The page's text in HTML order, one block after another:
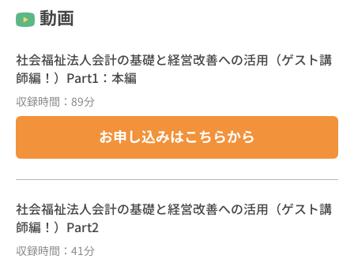
動画
社会福祉法人会計の基礎と経営改善への活用（ゲスト講
師編！）Part1：本編
収録時間：89分
お申し込みはこちらから
社会福祉法人会計の基礎と経営改善への活用（ゲスト講
師編！）Part2
収録時間：41分